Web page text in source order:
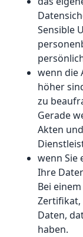
Sensible
wenn die
höher
zu
Gerade
Akten
wenn Sie
Ihre
Bei
Zertifikat,
Daten,
haben.